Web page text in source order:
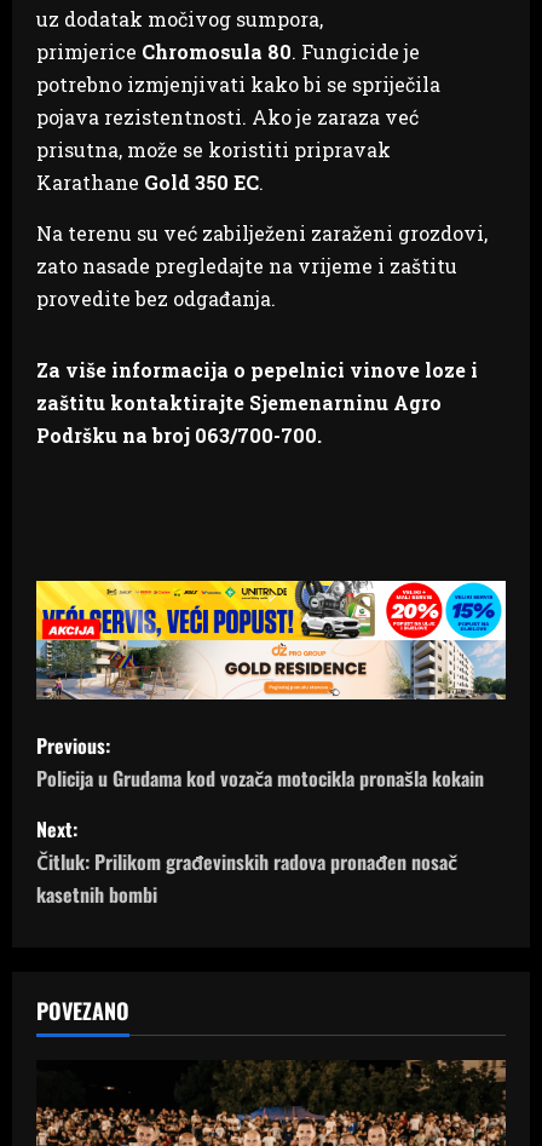
uz dodatak močivog sumpora,
primjerice Chromosula 80. Fungicide je
potrebno izmjenjivati kako bi se spriječila
pojava rezistentnosti. Ako je zaraza već
prisutna, može se koristiti pripravak
Karathane Gold 350 EC.
Na terenu su već zabilježeni zaraženi grozdovi,
zato nasade pregledajte na vrijeme i zaštitu
provedite bez odgađanja.
Za više informacija o pepelnici vinove loze i
zaštitu kontaktirajte Sjemenarninu Agro
Podršku na broj 063/700-700.
P
o
s
t
a
v
Previous:
Policija u Grudama kod vozača motocikla pronašla kokain
Next:
Čitluk: Prilikom građevinskih radova pronađen nosač
kasetnih bombi
POVEZANO